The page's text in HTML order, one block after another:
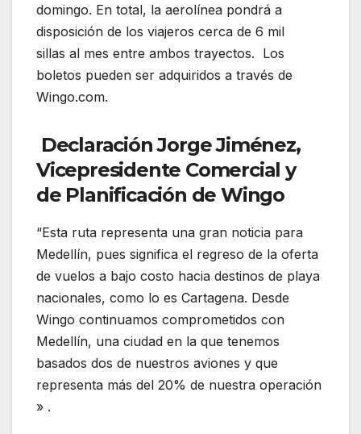
domingo. En total, la aerolínea pondrá a
disposición de los viajeros cerca de 6 mil
sillas al mes entre ambos trayectos. Los
boletos pueden ser adquiridos a través de
Wingo.com.
Declaración Jorge Jiménez,
Vicepresidente Comercial y
de Planificación de Wingo
“Esta ruta representa una gran noticia para
Medellín, pues significa el regreso de la oferta
de vuelos a bajo costo hacia destinos de playa
nacionales, como lo es Cartagena. Desde
Wingo continuamos comprometidos con
Medellín, una ciudad en la que tenemos
basados dos de nuestros aviones y que
representa más del 20% de nuestra operación
» .